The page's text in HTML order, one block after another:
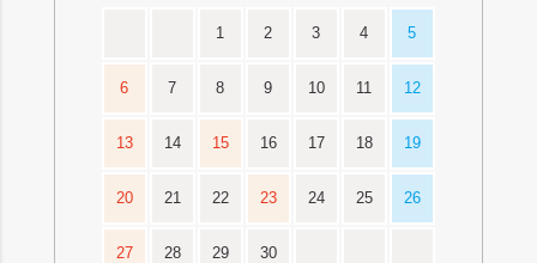
1 2 3 4 5
6 7 8 9 10 11 12
13 14 15 16 17 18 19
20 21 22 23 24 25 26
27 28 29 30